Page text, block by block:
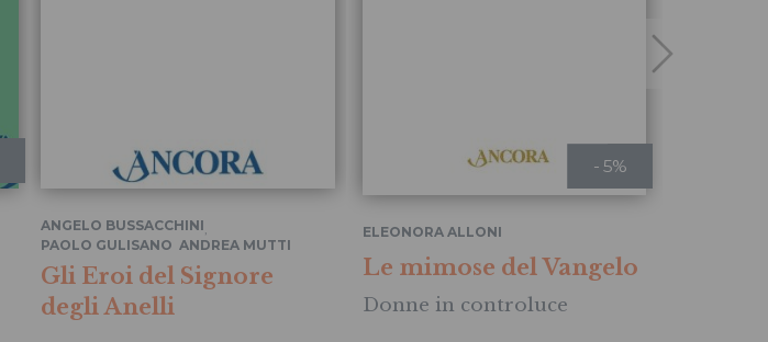
ANGELO BUSSACCHINI,
PAOLO GULISANO ANDREA MUTTI
Gli Eroi del Signore
degli Anelli
- 5%
ELEONORA ALLONI
Le mimose del Vangelo
Donne in controluce